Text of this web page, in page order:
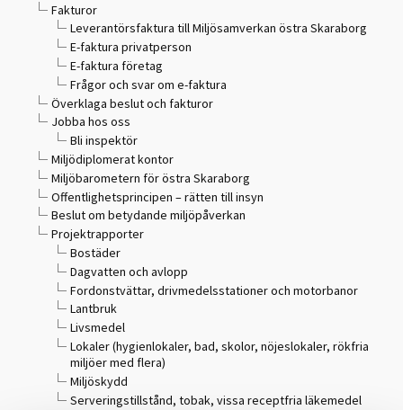
Fakturor
Leverantörsfaktura till Miljösamverkan östra Skaraborg
E-faktura privatperson
E-faktura företag
Frågor och svar om e-faktura
Överklaga beslut och fakturor
Jobba hos oss
Bli inspektör
Miljödiplomerat kontor
Miljöbarometern för östra Skaraborg
Offentlighetsprincipen – rätten till insyn
Beslut om betydande miljöpåverkan
Projektrapporter
Bostäder
Dagvatten och avlopp
Fordonstvättar, drivmedelsstationer och motorbanor
Lantbruk
Livsmedel
Lokaler (hygienlokaler, bad, skolor, nöjeslokaler, rökfria
miljöer med flera)
Miljöskydd
Serveringstillstånd, tobak, vissa receptfria läkemedel